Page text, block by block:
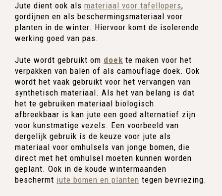
Jute dient ook als materiaal voor tafellopers,
gordijnen en als beschermingsmateriaal voor
planten in de winter. Hiervoor komt de isolerende
werking goed van pas.
Jute wordt gebruikt om doek te maken voor het
verpakken van balen of als camouflage doek. Ook
wordt het vaak gebruikt voor het vervangen van
synthetisch materiaal. Als het van belang is dat
het te gebruiken materiaal biologisch
afbreekbaar is kan jute een goed alternatief zijn
voor kunstmatige vezels. Een voorbeeld van
dergelijk gebruik is de keuze voor jute als
materiaal voor omhulsels van jonge bomen, die
direct met het omhulsel moeten kunnen worden
geplant. Ook in de koude wintermaanden
beschermt jute bomen en planten tegen bevriezing.